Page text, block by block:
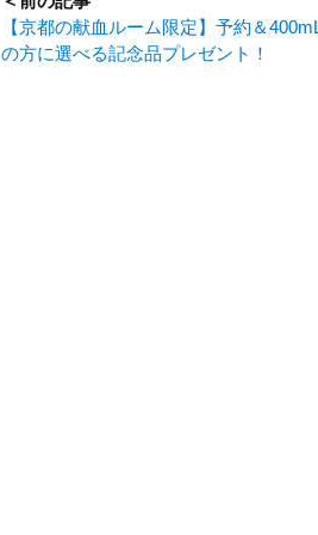
【京都の献血ルーム限定】予約＆
の方に選べる記念品プレゼント！